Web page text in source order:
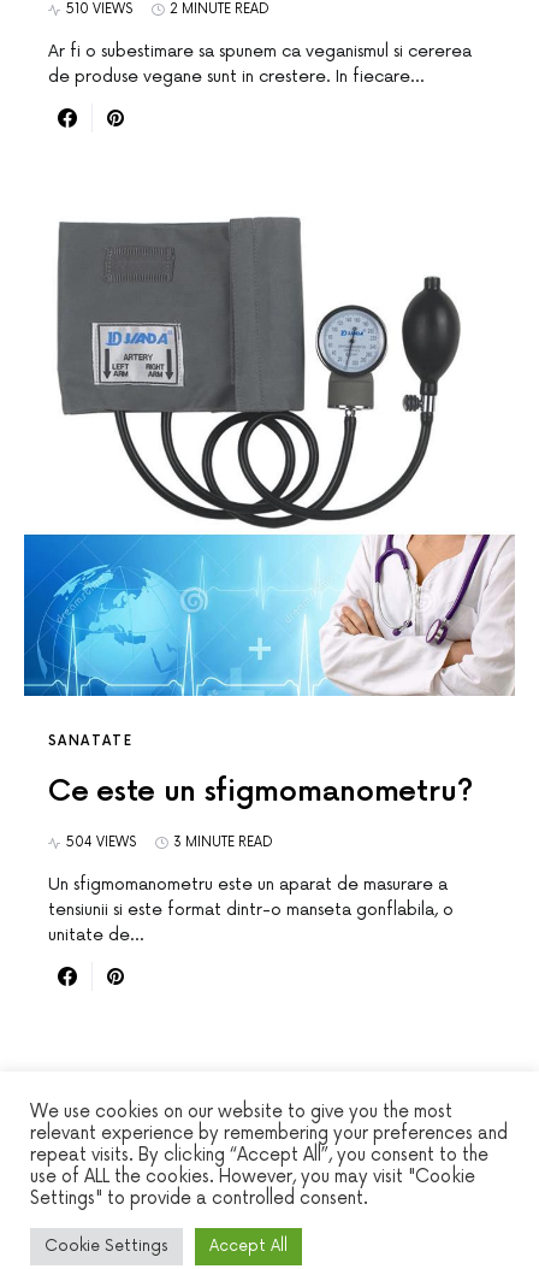
510 VIEWS 2 MINUTE READ
Ar fi o subestimare sa spunem ca veganismul si cererea
de produse vegane sunt in crestere. In fiecare…
SANATATE
Ce este un sfigmomanometru?
504 VIEWS 3 MINUTE READ
Un sfigmomanometru este un aparat de masurare a
tensiunii si este format dintr-o manseta gonflabila, o
unitate de…
WINSEC
DESIGNED & DEVELOPED BY
We use cookies on our website to give you the most
relevant experience by remembering your preferences and
repeat visits. By clicking “Accept All”, you consent to the
use of ALL the cookies. However, you may visit "Cookie
Settings" to provide a controlled consent.
Cookie Settings Accept All